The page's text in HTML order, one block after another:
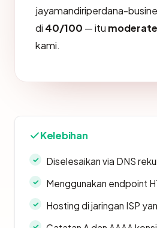
jayamandiriperdana-
di 40/100 — itu moderate
kami.
Kelebihan
Diselesaikan via DNS
Menggunakan endpoint
Hosting di jaringan ISP